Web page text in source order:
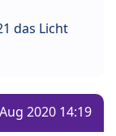
das Licht
2020 14:19